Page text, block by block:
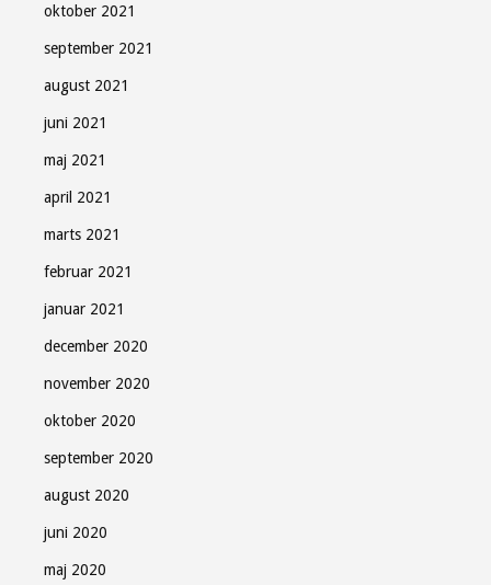
oktober 2021
september 2021
august 2021
juni 2021
maj 2021
april 2021
marts 2021
februar 2021
januar 2021
december 2020
november 2020
oktober 2020
september 2020
august 2020
juni 2020
maj 2020